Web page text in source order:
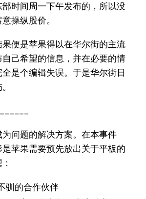
时间周一下午发布的，所以没
操纵股价。
便是苹果得以在华尔街的主流
己希望的信息，并在必要的情
是个编辑失误。于是华尔街日
问题的解决方案。在本事件
苹果需要预先放出关于平板的
驯的合作伙伴